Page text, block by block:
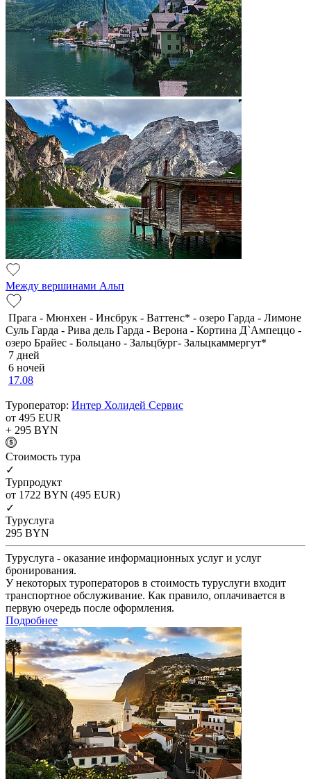
Между вершинами Альп
Прага - Мюнхен - Инсбрук - Ваттенс* - озеро Гарда - Лимоне
Суль Гарда - Рива дель Гарда - Верона - Кортина Д`Ампеццо -
озеро Брайес - Больцано - Зальцбург- Зальцкаммергут*
7 дней
6 ночей
17.08
Туроператор: Интер Холидей Сервис
от 495 EUR
+ 295 BYN
Cтоимость тура
✓
Турпродукт
от 1722 BYN (495 EUR)
✓
Туруслуга
295 BYN
Туруслуга - оказание информационных услуг и услуг
бронирования.
У некоторых туроператоров в стоимость туруслуги входит
транспортное обслуживание. Как правило, оплачивается в
первую очередь после оформления.
Подробнее